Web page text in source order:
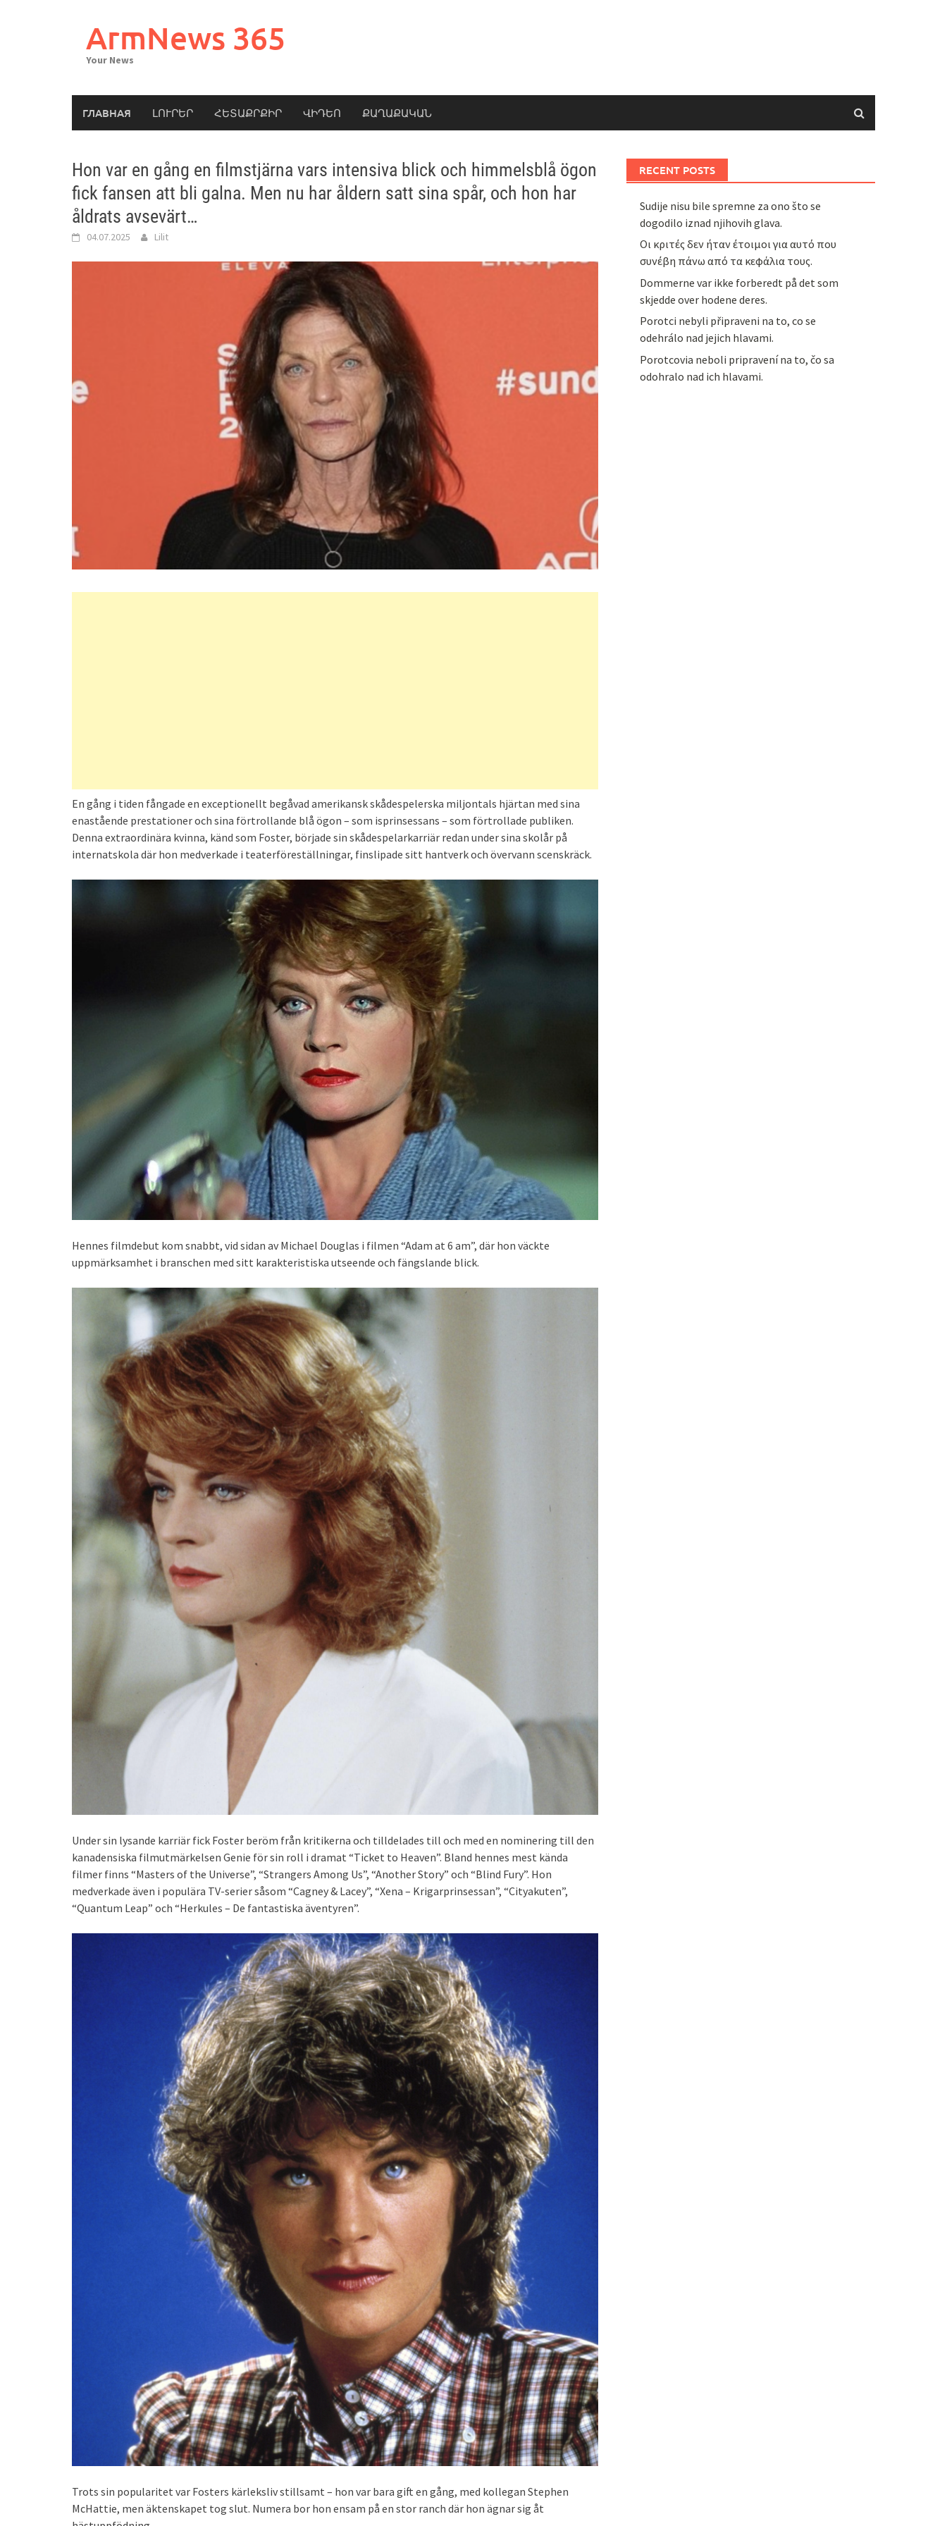
ArmNews 365
Your News
ГЛАВНАЯ ԼՈՒՐԵՐ ՀԵՏԱՔՐՔԻՐ ՎԻԴԵՈ ՔԱՂԱՔԱԿԱՆ
Hon var en gång en filmstjärna vars intensiva blick och himmelsblå ögon
fick fansen att bli galna. Men nu har åldern satt sina spår, och hon har
åldrats avsevärt…
04.07.2025 Lilit
En gång i tiden fångade en exceptionellt begåvad amerikansk skådespelerska miljontals hjärtan med sina
enastående prestationer och sina förtrollande blå ögon – som isprinsessans – som förtrollade publiken.
Denna extraordinära kvinna, känd som Foster, började sin skådespelarkarriär redan under sina skolår på
internatskola där hon medverkade i teaterföreställningar, finslipade sitt hantverk och övervann scenskräck.
Hennes filmdebut kom snabbt, vid sidan av Michael Douglas i filmen “Adam at 6 am”, där hon väckte
uppmärksamhet i branschen med sitt karakteristiska utseende och fängslande blick.
Under sin lysande karriär fick Foster beröm från kritikerna och tilldelades till och med en nominering till den
kanadensiska filmutmärkelsen Genie för sin roll i dramat “Ticket to Heaven”. Bland hennes mest kända
filmer finns “Masters of the Universe”, “Strangers Among Us”, “Another Story” och “Blind Fury”. Hon
medverkade även i populära TV-serier såsom “Cagney & Lacey”, “Xena – Krigarprinsessan”, “Cityakuten”,
“Quantum Leap” och “Herkules – De fantastiska äventyren”.
Trots sin popularitet var Fosters kärleksliv stillsamt – hon var bara gift en gång, med kollegan Stephen
McHattie, men äktenskapet tog slut. Numera bor hon ensam på en stor ranch där hon ägnar sig åt
RECENT POSTS
Sudije nisu bile spremne za ono što se
dogodilo iznad njihovih glava.
Οι κριτές δεν ήταν έτοιμοι για αυτό που
συνέβη πάνω από τα κεφάλια τους.
Dommerne var ikke forberedt på det som
skjedde over hodene deres.
Porotci nebyli připraveni na to, co se
odehrálo nad jejich hlavami.
Porotcovia neboli pripravení na to, čo sa
odohralo nad ich hlavami.